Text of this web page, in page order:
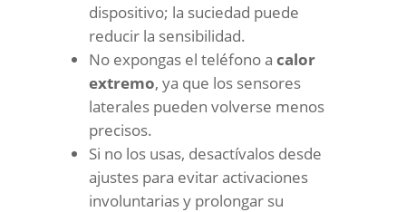
dispositivo; la suciedad puede
reducir la sensibilidad.
No expongas el teléfono a calor
extremo, ya que los sensores
laterales pueden volverse menos
precisos.
Si no los usas, desactívalos desde
ajustes para evitar activaciones
involuntarias y prolongar su